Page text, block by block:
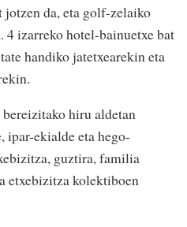
jotzen da, eta golf-zelaiko
4 izarreko hotel-bainuetxe bat
handiko jatetxearekin eta
bereizitako hiru aldetan
ipar-ekialde eta hego-
guztira, familia
etxebizitza kolektiboen